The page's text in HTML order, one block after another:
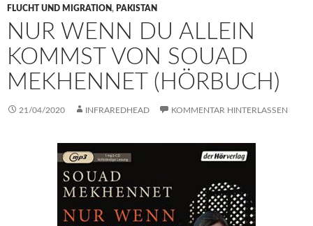
FLUCHT UND MIGRATION, PAKISTAN
NUR WENN DU ALLEIN
KOMMST VON SOUAD
MEKHENNET (HÖRBUCH)
21/04/2020 INFRAREDHEAD KOMMENTAR HINTERLASSEN